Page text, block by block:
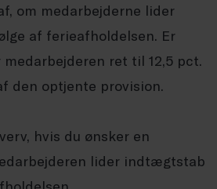
om medarbejderne lider
af ferieafholdelsen. Er
ret til 12,5 pct.
den optjente provision.
hvis du ønsker en
lider indtægtstab